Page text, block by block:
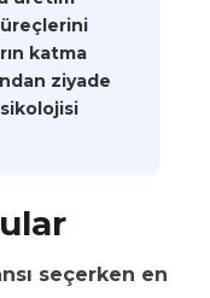
katma
ziyade
seçerken en